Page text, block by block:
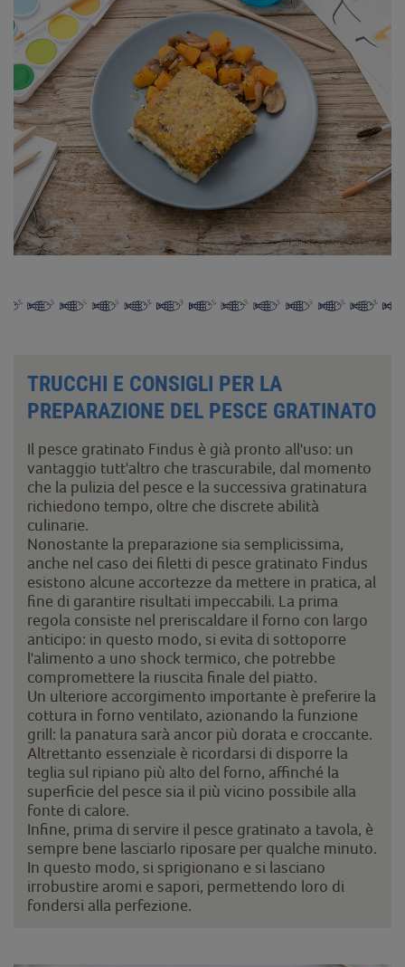
TRUCCHI E CONSIGLI PER LA
PREPARAZIONE DEL PESCE GRATINATO
Il pesce gratinato Findus è già pronto all'uso: un
vantaggio tutt'altro che trascurabile, dal momento
che la pulizia del pesce e la successiva gratinatura
richiedono tempo, oltre che discrete abilità
culinarie.
Nonostante la preparazione sia semplicissima,
anche nel caso dei filetti di pesce gratinato Findus
esistono alcune accortezze da mettere in pratica, al
fine di garantire risultati impeccabili. La prima
regola consiste nel preriscaldare il forno con largo
anticipo: in questo modo, si evita di sottoporre
l'alimento a uno shock termico, che potrebbe
compromettere la riuscita finale del piatto.
Un ulteriore accorgimento importante è preferire la
cottura in forno ventilato, azionando la funzione
grill: la panatura sarà ancor più dorata e croccante.
Altrettanto essenziale è ricordarsi di disporre la
teglia sul ripiano più alto del forno, affinché la
superficie del pesce sia il più vicino possibile alla
fonte di calore.
Infine, prima di servire il pesce gratinato a tavola, è
sempre bene lasciarlo riposare per qualche minuto.
In questo modo, si sprigionano e si lasciano
irrobustire aromi e sapori, permettendo loro di
fondersi alla perfezione.